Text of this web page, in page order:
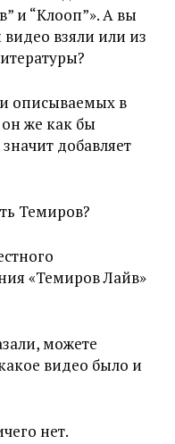
и “Клооп”». А вы
видео взяли или из
описываемых в
же как бы
добавляет
Темиров?
«Темиров Лайв»
можете
видео было и
нет.